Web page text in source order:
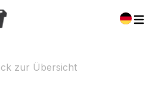
zur Übersicht